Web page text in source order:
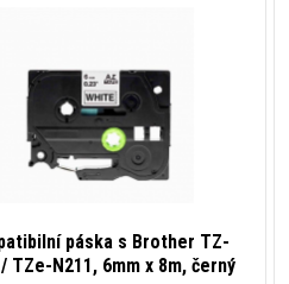
páska s Brother TZ-
TZe-N211, 6mm x 8m, černý